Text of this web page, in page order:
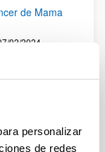
personalizar
de redes
de Mama
02/2024
el